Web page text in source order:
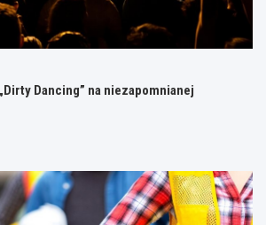
Dancing” na niezapomnianej